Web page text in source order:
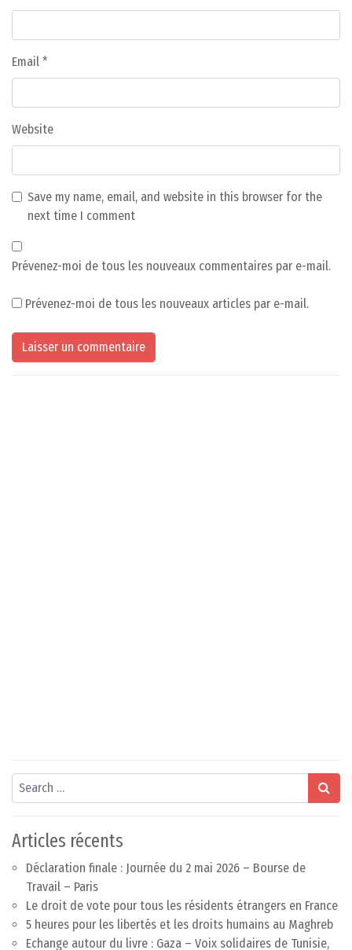
Email *
Website
Save my name, email, and website in this browser for the
next time I comment
Prévenez-moi de tous les nouveaux commentaires par e-mail.
Prévenez-moi de tous les nouveaux articles par e-mail.
Search
Articles récents
Déclaration finale : Journée du 2 mai 2026 – Bourse de
Travail – Paris
Le droit de vote pour tous les résidents étrangers en France
5 heures pour les libertés et les droits humains au Maghreb
Echange autour du livre : Gaza – Voix solidaires de Tunisie,